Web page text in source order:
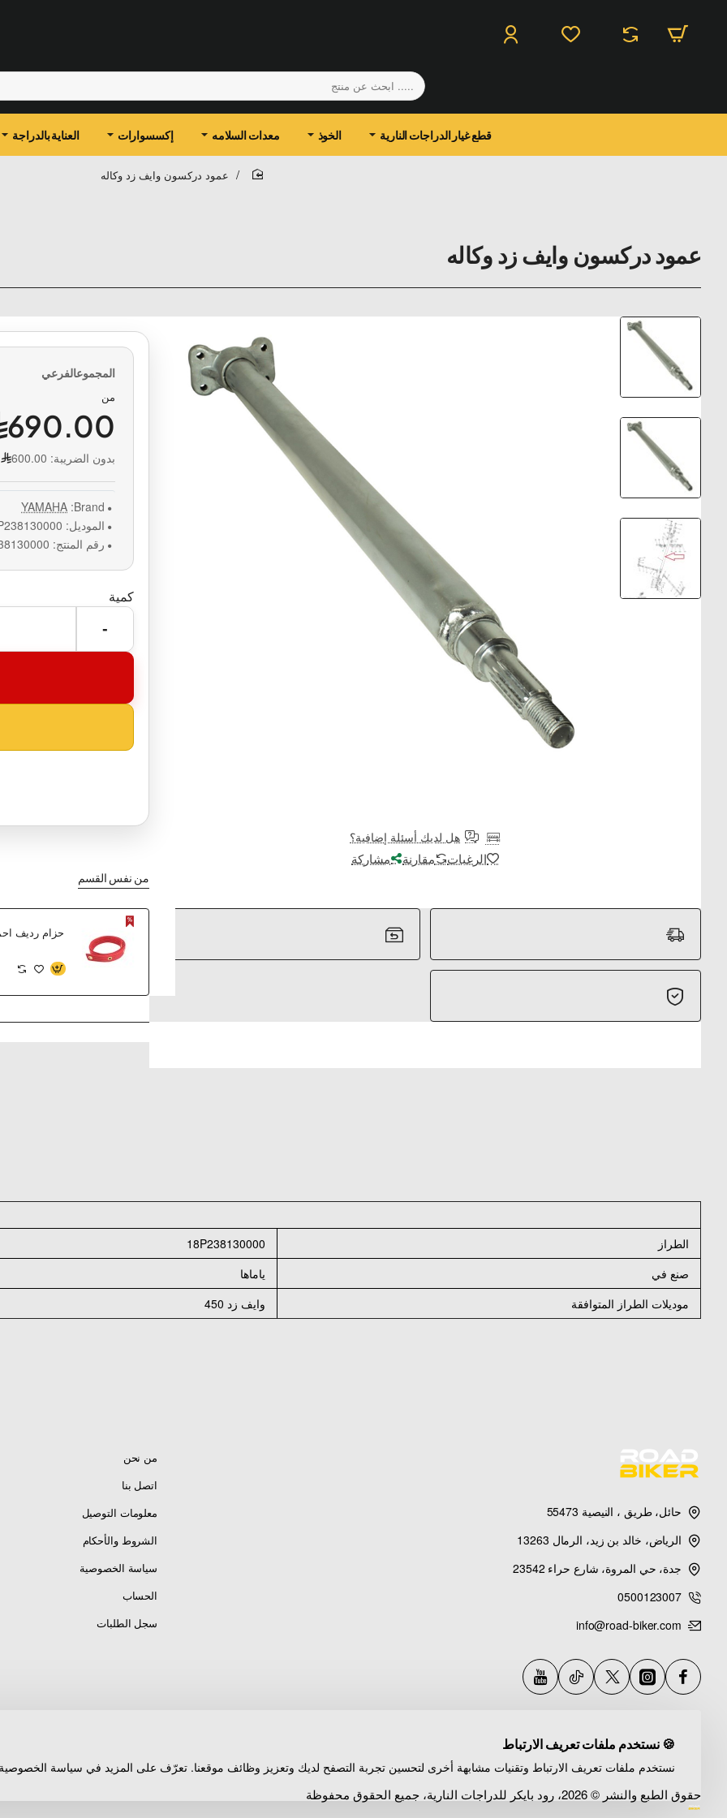
🍪 نستخدم ملفات تعريف الارتباط
نستخدم ملفات تعريف الارتباط وتقنيات مشابهة أخرى لتحسين تجربة التصفح لديك وتعزيز وظائف موقعنا. تعرّف على المزيد في سياسة الخصوصية
.....
ابحث
عن
منتج
قطع غيار الدراجات النارية الخوذ معدات السلامه إكسسوارات العناية بالدراجة
عمود دركسون وايف زد وكاله
عمود دركسون وايف زد وكاله
هل لديك أسئلة إضافية؟
الرغبات مقارنة مشاركة
من
690.00
بدون الضريبة: 600.00
Brand:
YAMAHA
الموديل:
رقم المنتج:
من نفس القسم
حزام رديف
الطراز
18P238130000
صنع في
ياماها
موديلات الطراز المتوافقة
وايف زد 450
حائل، طريق ، النيصية 55473
الرياض، خالد بن زيد، الرمال 13263
جدة، حي المروة، شارع حراء 23542
0500123007
info@road-biker.com
من نحن
اتصل بنا
معلومات التوصيل
الشروط والأحكام
سياسة الخصوصية
الحساب
سجل الطلبات
حقوق الطبع والنشر © 2026، رود بايكر للدراجات النارية، جميع الحقوق محفوظة